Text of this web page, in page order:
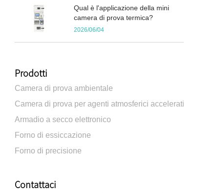
Qual è l'applicazione della mini
camera di prova termica?
2026/06/04
Prodotti
Camera di prova ambientale
Camera di prova per agenti atmosferici accelerati
Armadio a secco elettronico
Forno di essiccazione
Forno di precisione
Contattaci